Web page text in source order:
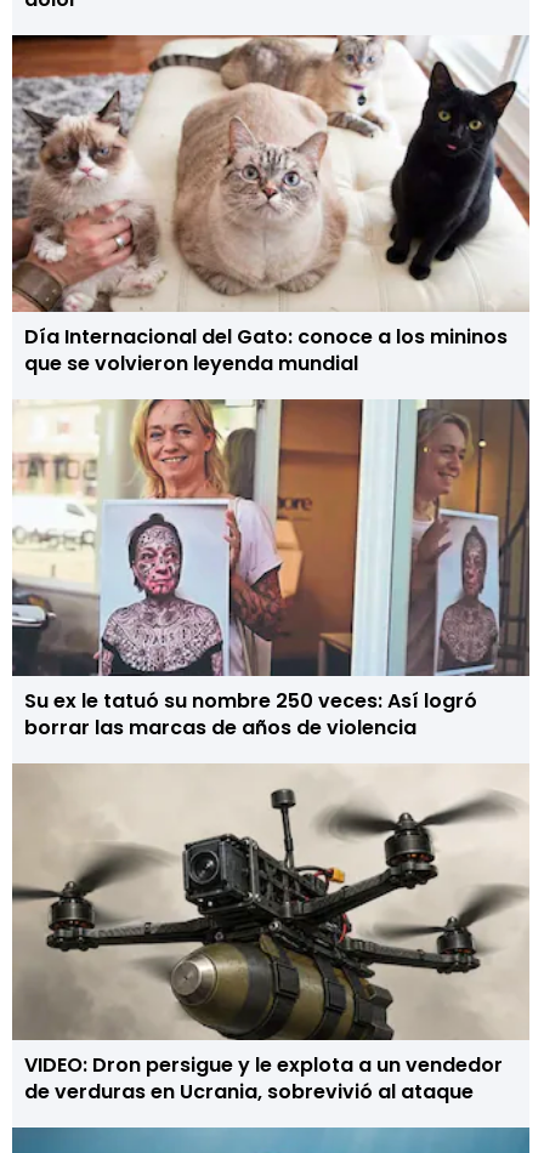
Día Internacional del Gato: conoce a los mininos
que se volvieron leyenda mundial
Su ex le tatuó su nombre 250 veces: Así logró
borrar las marcas de años de violencia
VIDEO: Dron persigue y le explota a un vendedor
de verduras en Ucrania, sobrevivió al ataque